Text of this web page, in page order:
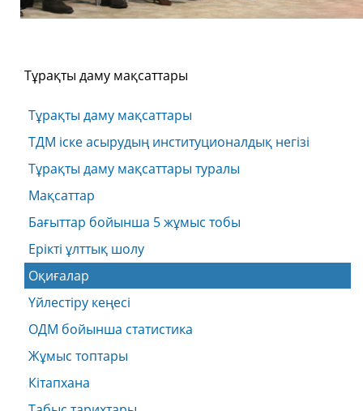
Тұрақты даму мақсаттары
Тұрақты даму мақсаттары
ТДМ іске асырудың институционалдық негізі
Тұрақты даму мақсаттары туралы
Мақсаттар
Бағыттар бойынша 5 жұмыс тобы
Ерікті ұлттық шолу
Оқиғалар
Үйлестіру кеңесі
ОДМ бойынша статистика
Жұмыс топтары
Кітапхана